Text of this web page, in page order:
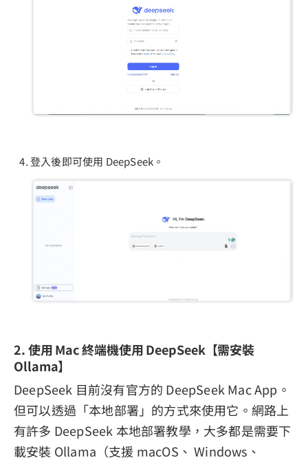
登入後即可使用 DeepSeek。
2. 使用 Mac 終端機使用 DeepSeek【需安裝
Ollama】
DeepSeek 目前沒有官方的 DeepSeek Mac App。
但可以透過「本地部署」的方式來使用它。網路上
有許多 DeepSeek 本地部署教學，大多都是需要下
載安裝 Ollama（支援 macOS、 Windows、